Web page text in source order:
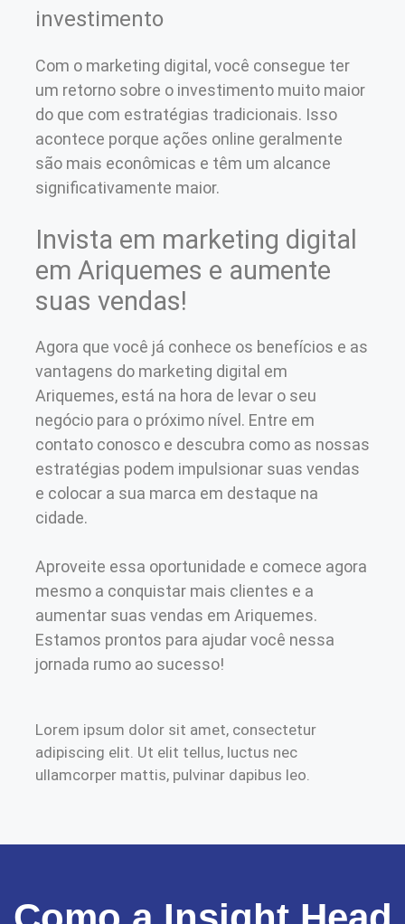
investimento
Com o marketing digital, você consegue ter
um retorno sobre o investimento muito maior
do que com estratégias tradicionais. Isso
acontece porque ações online geralmente
são mais econômicas e têm um alcance
significativamente maior.
Invista em marketing digital
em Ariquemes e aumente
suas vendas!
Agora que você já conhece os benefícios e as
vantagens do marketing digital em
Ariquemes, está na hora de levar o seu
negócio para o próximo nível. Entre em
contato conosco e descubra como as nossas
estratégias podem impulsionar suas vendas
e colocar a sua marca em destaque na
cidade.
Aproveite essa oportunidade e comece agora
mesmo a conquistar mais clientes e a
aumentar suas vendas em Ariquemes.
Estamos prontos para ajudar você nessa
jornada rumo ao sucesso!
Lorem ipsum dolor sit amet, consectetur
adipiscing elit. Ut elit tellus, luctus nec
ullamcorper mattis, pulvinar dapibus leo.